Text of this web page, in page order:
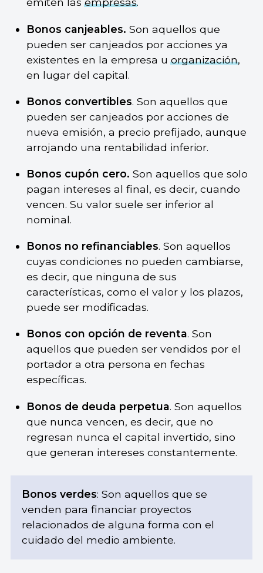
Bonos canjeables. Son aquellos que
pueden ser canjeados por acciones ya
existentes en la empresa uorganización,
en lugar del capital.
Bonos convertibles. Son aquellos que
pueden ser canjeados por acciones de
nueva emisión, a precio prefijado, aunque
arrojando una rentabilidad inferior.
Bonos cupón cero. Son aquellos que solo
pagan intereses al final, es decir, cuando
vencen. Su valor suele ser inferior al
nominal.
Bonos no refinanciables. Son aquellos
cuyas condiciones no pueden cambiarse,
es decir, que ninguna de sus
características, como el valor y los plazos,
puede ser modificadas.
Bonos con opción de reventa. Son
aquellos que pueden ser vendidos por el
portador a otra persona en fechas
específicas.
Bonos de deuda perpetua. Son aquellos
que nunca vencen, es decir, que no
regresan nunca el capital invertido, sino
que generan intereses constantemente.
Bonos verdes: Son aquellos que se
venden para financiar proyectos
relacionados de alguna forma con el
cuidado del medio ambiente.